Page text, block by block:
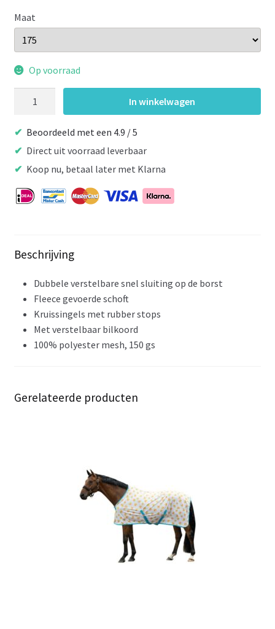
Maat
Op voorraad
In winkelwagen
Beoordeeld met een 4.9 / 5
Direct uit voorraad leverbaar
Koop nu, betaal later met Klarna
Beschrijving
Dubbele verstelbare snel sluiting op de borst
Fleece gevoerde schoft
Kruissingels met rubber stops
Met verstelbaar bilkoord
100% polyester mesh, 150 gs
Gerelateerde producten